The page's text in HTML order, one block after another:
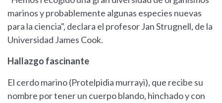
marinos y probablemente algunas especies nuevas
para la ciencia", declara el profesor Jan Strugnell, de la
Universidad James Cook.
Hallazgo fascinante
El cerdo marino (Protelpidia murrayi), que recibe su
nombre por tener un cuerpo blando, hinchado y con